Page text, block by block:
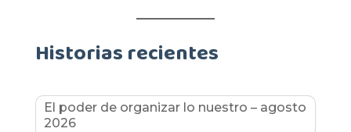
Historias recientes
El poder de organizar lo nuestro – agosto
2026